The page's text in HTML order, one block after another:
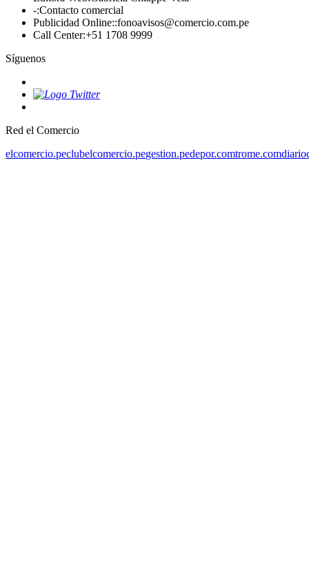
-:Contacto comercial
Publicidad Online::fonoavisos@comercio.com.pe
Call Center:+51 1708 9999
Síguenos
Red el Comercio
elcomercio.peclubelcomercio.pegestion.pedepor.comtrome.com